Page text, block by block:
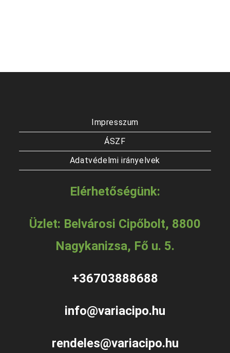
Impresszum
ÁSZF
Adatvédelmi irányelvek
Elérhetőségünk:
Üzlet: Belvárosi Cipőbolt, 8800
Nagykanizsa, Fő u. 5.
+36703888688
info@variacipo.hu
rendeles@variacipo.hu